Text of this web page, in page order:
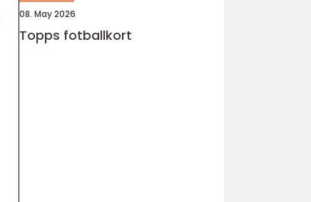
08. May 2026
Topps fotballkort